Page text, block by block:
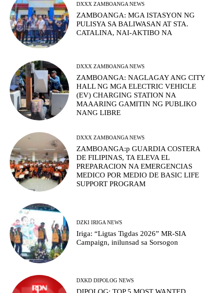
DXXX ZAMBOANGA NEWS
ZAMBOANGA: MGA ISTASYON NG
PULISYA SA BALIWASAN AT STA.
CATALINA, NAI-AKTIBO NA
DXXX ZAMBOANGA NEWS
ZAMBOANGA: NAGLAGAY ANG CITY
HALL NG MGA ELECTRIC VEHICLE
(EV) CHARGING STATION NA
MAAARING GAMITIN NG PUBLIKO
NANG LIBRE
DXXX ZAMBOANGA NEWS
ZAMBOANGA:p GUARDIA COSTERA
DE FILIPINAS, TA ELEVA EL
PREPARACION NA EMERGENCIAS
MEDICO POR MEDIO DE BASIC LIFE
SUPPORT PROGRAM
DZKI IRIGA NEWS
Iriga: “Ligtas Tigdas 2026” MR-SIA
Campaign, inilunsad sa Sorsogon
DXKD DIPOLOG NEWS